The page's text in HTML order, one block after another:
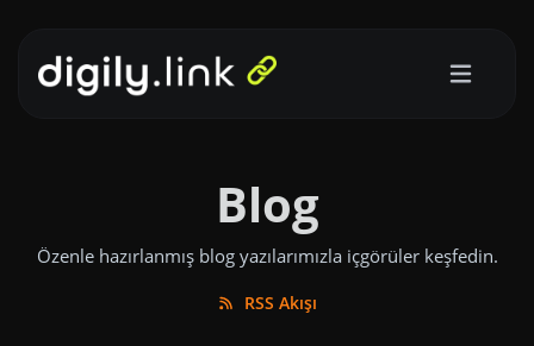
Blog
Özenle hazırlanmış blog yazılarımızla içgörüler keşfedin.
RSS Akışı